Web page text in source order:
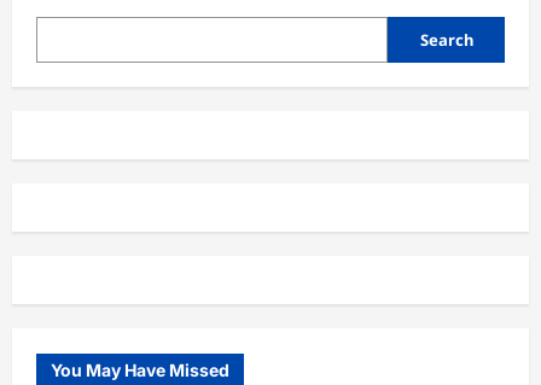
Search
You May Have Missed